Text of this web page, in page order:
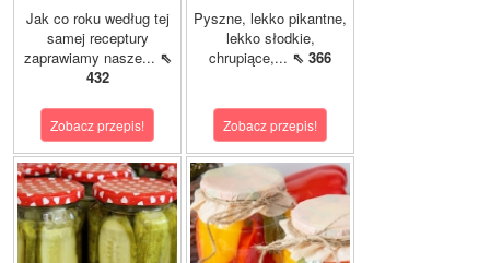
Jak co roku według tej
samej receptury
zaprawiamy nasze... ⇖
432
Zobacz przepis!
Pyszne, lekko pikantne,
lekko słodkie,
chrupiące,... ⇖ 366
Zobacz przepis!